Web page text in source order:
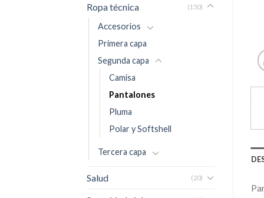
Ropa técnica (150)
Accesorios
Primera capa
Segunda capa
Camisa
Pantalones
Pluma
Polar y Softshell
Tercera capa
Salud (20)